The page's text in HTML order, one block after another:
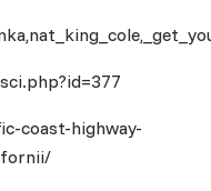
coast-highway-